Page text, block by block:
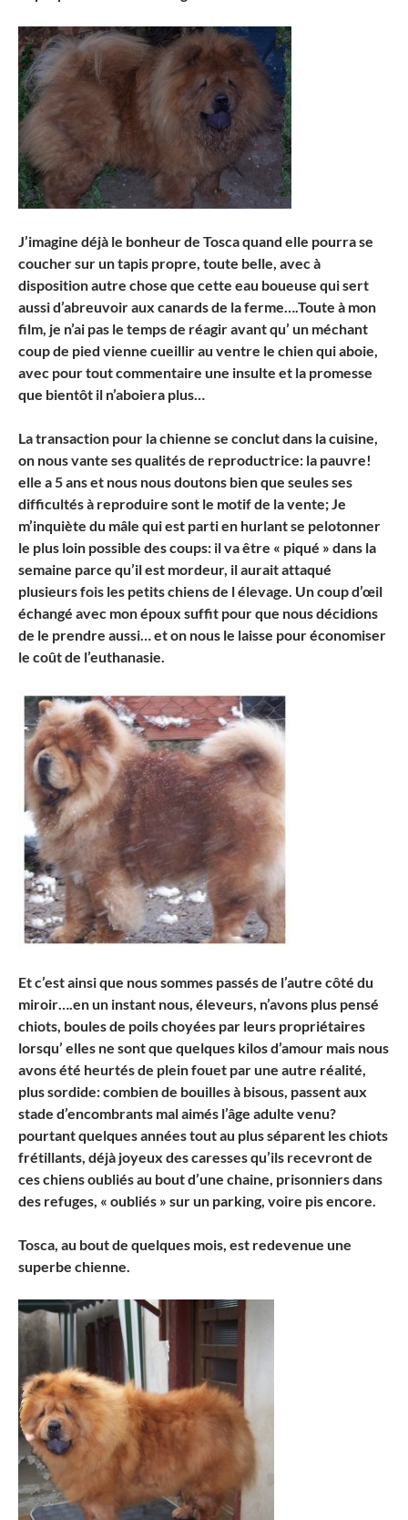
J’imagine déjà le bonheur de Tosca quand elle pourra se
coucher sur un tapis propre, toute belle, avec à
disposition autre chose que cette eau boueuse qui sert
aussi d’abreuvoir aux canards de la ferme….Toute à mon
film, je n’ai pas le temps de réagir avant qu’ un méchant
coup de pied vienne cueillir au ventre le chien qui aboie,
avec pour tout commentaire une insulte et la promesse
que bientôt il n’aboiera plus…
La transaction pour la chienne se conclut dans la cuisine,
on nous vante ses qualités de reproductrice: la pauvre!
elle a 5 ans et nous nous doutons bien que seules ses
difficultés à reproduire sont le motif de la vente; Je
m’inquiète du mâle qui est parti en hurlant se pelotonner
le plus loin possible des coups: il va être « piqué » dans la
semaine parce qu’il est mordeur, il aurait attaqué
plusieurs fois les petits chiens de l élevage. Un coup d’œil
échangé avec mon époux suffit pour que nous décidions
de le prendre aussi… et on nous le laisse pour économiser
le coût de l’euthanasie.
Et c’est ainsi que nous sommes passés de l’autre côté du
miroir….en un instant nous, éleveurs, n’avons plus pensé
chiots, boules de poils choyées par leurs propriétaires
lorsqu’ elles ne sont que quelques kilos d’amour mais nous
avons été heurtés de plein fouet par une autre réalité,
plus sordide: combien de bouilles à bisous, passent aux
stade d’encombrants mal aimés l’âge adulte venu?
pourtant quelques années tout au plus séparent les chiots
frétillants, déjà joyeux des caresses qu’ils recevront de
ces chiens oubliés au bout d’une chaine, prisonniers dans
des refuges, « oubliés » sur un parking, voire pis encore.
Tosca, au bout de quelques mois, est redevenue une
superbe chienne.